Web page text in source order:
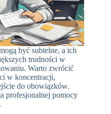
być subtelne, a ich
trudności w
Warto zwrócić
w koncentracji,
do obowiązków.
profesjonalnej pomocy